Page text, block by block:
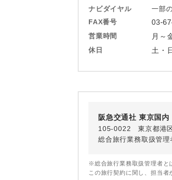
ナビダイヤル
一部
FAX番号
03-
営業時間 月～
休日 土・
阪急交通社 東京国
105-0022 東京都港
総合旅行業務取扱管
※総合旅行業務取扱管理者と
この旅行契約に関し、担当